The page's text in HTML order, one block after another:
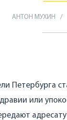
АНТОН МУХИН
Петербурга
или